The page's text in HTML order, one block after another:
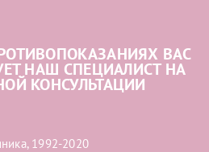
ВАС
НАШ СПЕЦИАЛИСТ НА
КОНСУЛЬТАЦИИ
1992-2020